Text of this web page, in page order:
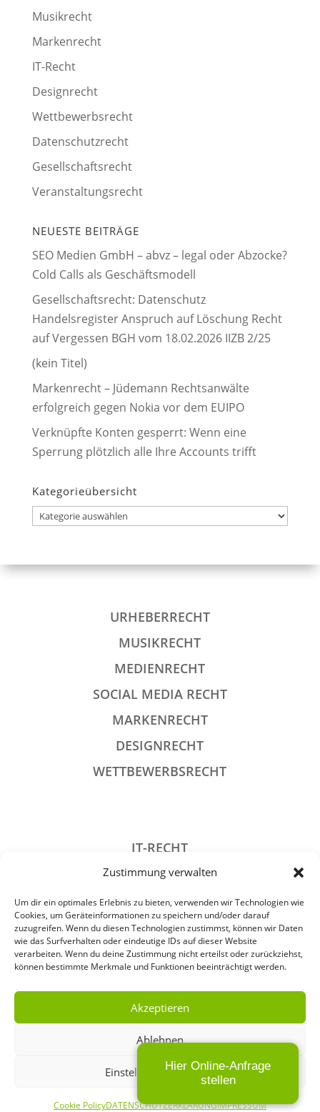
Zustimmung verwalten
Um dir ein optimales Erlebnis zu bieten, verwenden wir Technologien wie
Cookies, um Geräteinformationen zu speichern und/oder darauf
zuzugreifen. Wenn du diesen Technologien zustimmst, können wir Daten
wie das Surfverhalten oder eindeutige IDs auf dieser Website
verarbeiten. Wenn du deine Zustimmung nicht erteilst oder zurückziehst,
können bestimmte Merkmale und Funktionen beeinträchtigt werden.
Akzeptieren
Ablehnen
Einstellungen ansehen
Cookie PolicyDATENSCHUTZERKLÄRUNGIMPRESSUM
Musikrecht
Markenrecht
IT-Recht
Designrecht
Wettbewerbsrecht
Datenschutzrecht
Gesellschaftsrecht
Veranstaltungsrecht
NEUESTE BEITRÄGE
SEO Medien GmbH – abvz – legal oder Abzocke?
Cold Calls als Geschäftsmodell
Gesellschaftsrecht: Datenschutz
Handelsregister Anspruch auf Löschung Recht
auf Vergessen BGH vom 18.02.2026 IIZB 2/25
(kein Titel)
Markenrecht – Jüdemann Rechtsanwälte
erfolgreich gegen Nokia vor dem EUIPO
Verknüpfte Konten gesperrt: Wenn eine
Sperrung plötzlich alle Ihre Accounts trifft
Kategorieübersicht
Kategorieübersicht
URHEBERRECHT
MUSIKRECHT
MEDIENRECHT
SOCIAL MEDIA RECHT
MARKENRECHT
DESIGNRECHT
WETTBEWERBSRECHT
IT-RECHT
DATENSCHUTZRECHT
STRAFRECHT
GESELLSCHAFTSRECHT
VERANSTALTUNGSRECHT
IMPRESSUM
DATENSCHUTZERKLÄRUNG
Hier Online-Anfrage
stellen